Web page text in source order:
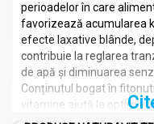
perioadelor în care
favorizează acumularea
efecte laxative blânde,
contribuie la reglarea
de apă și diminuarea
Conținutul bogat în
vitamine ajută la
proceselor fiziologice